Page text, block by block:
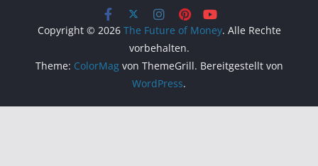
Copyright © 2026 The Future of Money. Alle Rechte
vorbehalten.
Theme: ColorMagvon ThemeGrill. Bereitgestellt von
WordPress.